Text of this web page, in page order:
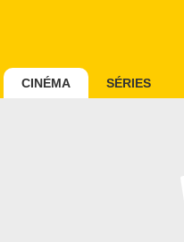
CINÉMA SÉRIES